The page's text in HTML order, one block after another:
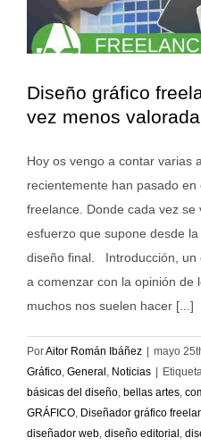
Diseño gráfico
vez menos valorada
Hoy os vengo a contar varias
recientemente han pasado
freelance. Donde cada vez
esfuerzo que supone desde
diseño final. Introducción, un
a comenzar con la opinión de
muchos nos suelen hacer [...]
PorAitor Román Ibáñez | mayo
Gráfico, General, Noticias |
básicas del diseño, bellas artes,
GRÁFICO, Diseñador gráfico
diseñador web, diseño editorial,